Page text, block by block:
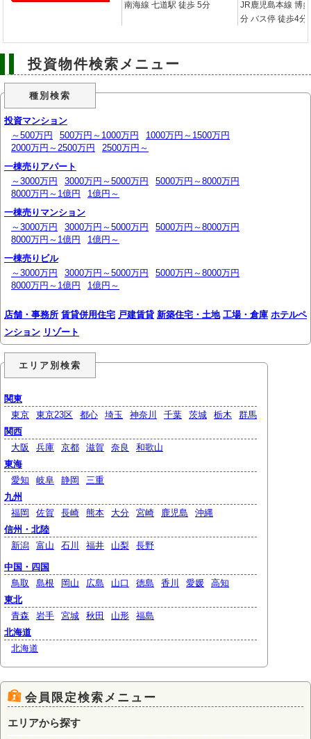
南海線 七道駅 徒歩 5分
JR鹿児島本線 博
分 バス停 徒歩4分
投資物件検索メニュー
種別検索
投資マンション
～500万円
500万円～1000万円
1000万円～1500万円
2000万円～2500万円
2500万円～
一棟売りアパート
～3000万円
3000万円～5000万円
5000万円～8000万円
8000万円～1億円
1億円～
一棟売りマンション
～3000万円
3000万円～5000万円
5000万円～8000万円
8000万円～1億円
1億円～
一棟売りビル
～3000万円
3000万円～5000万円
5000万円～8000万円
8000万円～1億円
1億円～
店舗・事務所 賃貸併用住宅 戸建賃貸 新築住宅・土地 工場・倉庫 ホテルペ
ンション リゾート
エリア別検索
関東
東京
東京23区 都心 埼玉 神奈川 千葉 茨城 栃木
群馬
関西
大阪
兵庫 京都 滋賀 奈良
和歌山
東海
愛知
岐阜 静岡
三重
九州
福岡
佐賀 長崎 熊本 大分 宮崎 鹿児島
沖縄
信州・北陸
新潟
富山 石川 福井 山梨 長野
中国・四国
鳥取
島根 岡山 広島 山口 徳島 香川 愛媛
高知
東北
青森
岩手 宮城 秋田 山形
福島
北海道
北海道
会員限定検索メニュー
エリアから探す